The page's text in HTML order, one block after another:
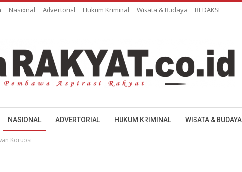
Nasional Advertorial Hukum Kriminal Wisata & Budaya REDAKSI
NASIONAL ADVERTORIAL HUKUM KRIMINAL WISATA & BUDAYA
Korupsi